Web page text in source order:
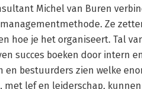
Michel van Buren
Ze
hoe je het organiseert. Tal
succes boeken door intern
en bestuurders zien welke
met lef en leiderschap,